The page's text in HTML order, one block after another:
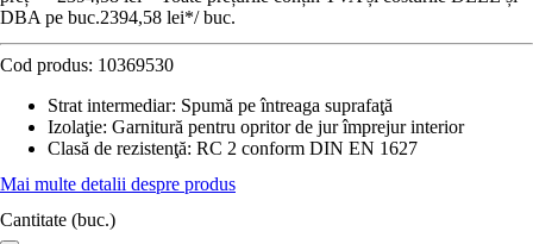
DBA pe buc.2394,58 lei*/ buc.
Cod produs: 10369530
Strat intermediar: Spumă pe întreaga suprafaţă
Izolaţie: Garnitură pentru opritor de jur împrejur interior
Clasă de rezistenţă: RC 2 conform DIN EN 1627
Mai multe detalii despre produs
Cantitate (buc.)